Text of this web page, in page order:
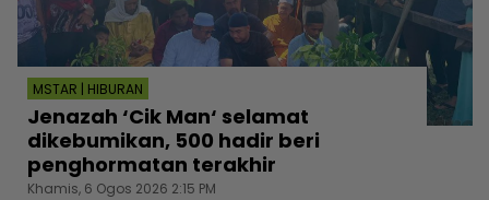
MSTAR | HIBURAN
Jenazah ‘Cik Man‘ selamat
dikebumikan, 500 hadir beri
penghormatan terakhir
Khamis, 6 Ogos 2026 2:15 PM